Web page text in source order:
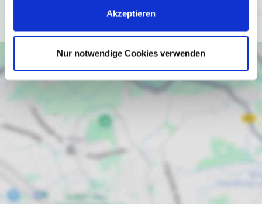
Akzeptieren
Nur notwendige Cookies verwenden
Ich bin einverstanden